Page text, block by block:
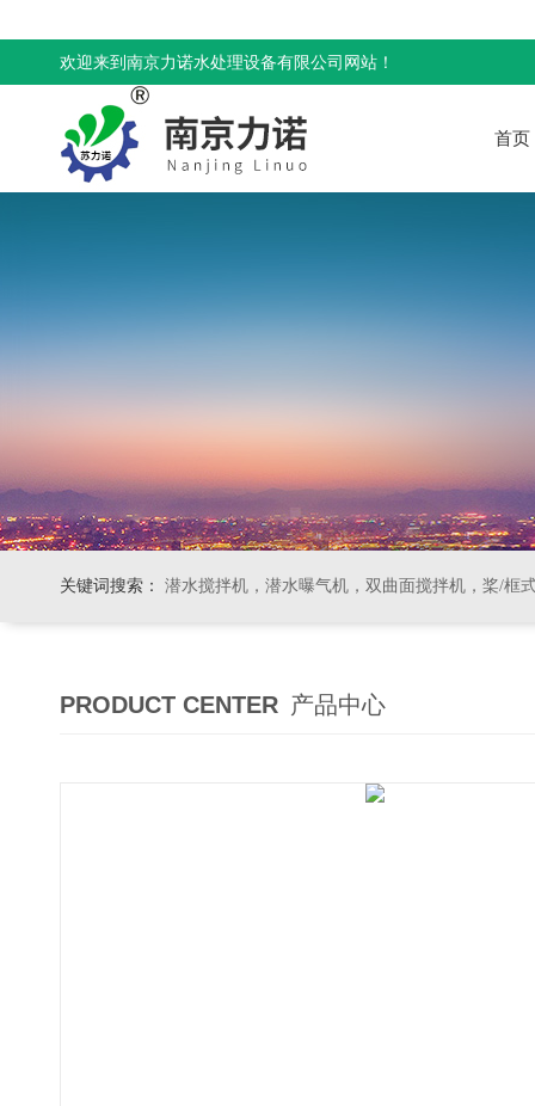
欢迎来到南京力诺水处理设备有限公司网站！
首页
关键词搜索： 潜水搅拌机，潜水曝气机，双曲面搅拌机，桨/框式搅拌
PRODUCT CENTER 产品中心